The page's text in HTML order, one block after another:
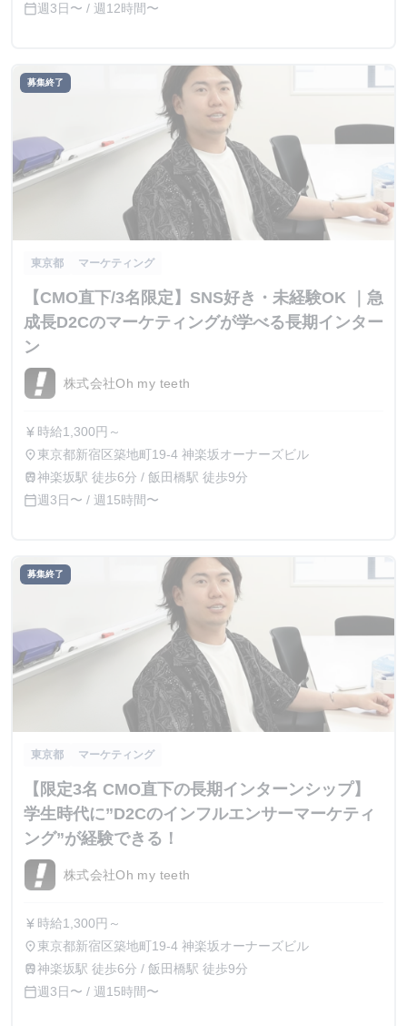
calendar_today週3日〜 / 週12時間〜
募集終了
東京都 マーケティング
【CMO直下/3名限定】SNS好き・未経験OK ｜急
成長D2Cのマーケティングが学べる長期インター
ン
株式会社Oh my teeth
currency_yen 時給1,300円～
place東京都新宿区築地町19-4 神楽坂オーナーズビル
train神楽坂駅 徒歩6分 / 飯田橋駅 徒歩9分
calendar_today週3日〜 / 週15時間〜
募集終了
東京都 マーケティング
【限定3名 CMO直下の長期インターンシップ】
学生時代に”D2Cのインフルエンサーマーケティ
ング”が経験できる！
株式会社Oh my teeth
currency_yen 時給1,300円～
place東京都新宿区築地町19-4 神楽坂オーナーズビル
train神楽坂駅 徒歩6分 / 飯田橋駅 徒歩9分
calendar_today週3日〜 / 週15時間〜